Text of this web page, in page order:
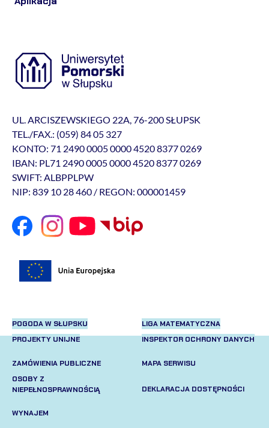
UL. ARCISZEWSKIEGO 22A, 76-200 SŁUPSK
TEL./FAX.: (059) 84 05 327
KONTO: 71 2490 0005 0000 4520 8377 0269
IBAN: PL71 2490 0005 0000 4520 8377 0269
SWIFT: ALBPPLPW
NIP: 839 10 28 460 / REGON: 000001459
POGODA W SŁUPSKU
PROJEKTY UNIJNE
LIGA MATEMATYCZNA
INSPEKTOR OCHRONY DANYCH
ZAMÓWIENIA PUBLICZNE
OSOBY Z
NIEPEŁNOSPRAWNOŚCIĄ
MAPA SERWISU
DEKLARACJA DOSTĘPNOŚCI
WYNAJEM